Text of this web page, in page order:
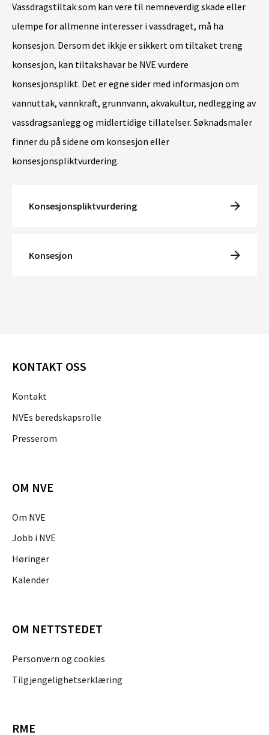
Vassdragstiltak som kan vere til nemneverdig skade eller
ulempe for allmenne interesser i vassdraget, må ha
konsesjon. Dersom det ikkje er sikkert om tiltaket treng
konsesjon, kan tiltakshavar be NVE vurdere
konsesjonsplikt. Det er egne sider med informasjon om
vannuttak, vannkraft, grunnvann, akvakultur, nedlegging av
vassdragsanlegg og midlertidige tillatelser. Søknadsmaler
finner du på sidene om konsesjon eller
konsesjonspliktvurdering.
Konsesjonspliktvurdering
Konsesjon
KONTAKT OSS
Kontakt
NVEs beredskapsrolle
Presserom
OM NVE
Om NVE
Jobb i NVE
Høringer
Kalender
OM NETTSTEDET
Personvern og cookies
Tilgjengelighetserklæring
RME